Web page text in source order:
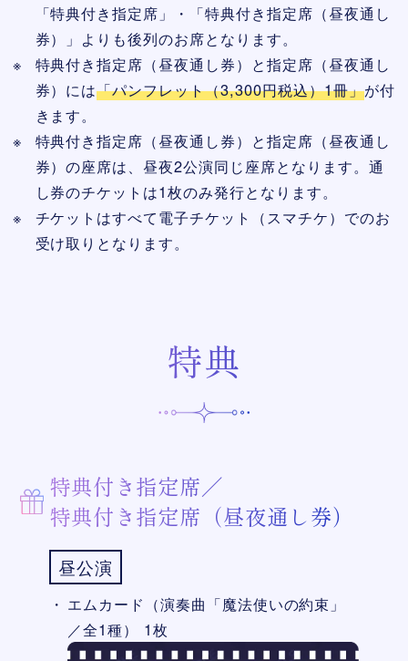
「特典付き指定席」・「特典付き指定席（昼夜通し
券）」よりも後列のお席となります。
特典付き指定席（昼夜通し券）と指定席（昼夜通し
券）には「パンフレット（3,300円税込）1冊」が付
きます。
特典付き指定席（昼夜通し券）と指定席（昼夜通し
券）の座席は、昼夜2公演同じ座席となります。通
し券のチケットは1枚のみ発行となります。
チケットはすべて電子チケット（スマチケ）でのお
受け取りとなります。
特典
特典付き指定席／
特典付き指定席（昼夜通し券）
昼公演
エムカード（演奏曲「魔法使いの約束」
／全1種） 1枚